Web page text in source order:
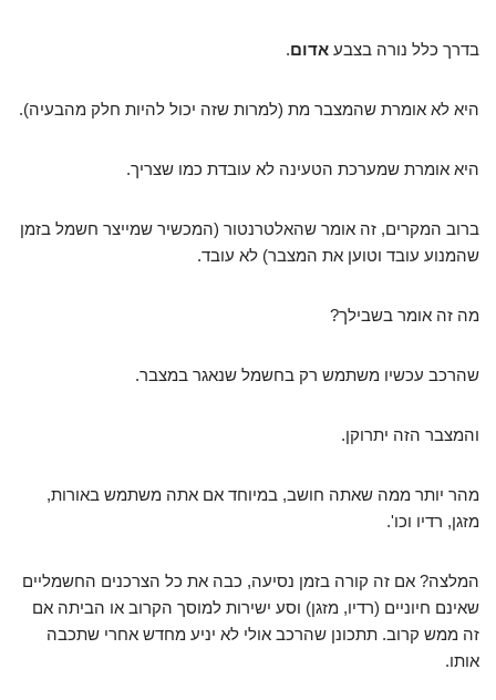
בדרך כלל נורה בצבע אדום.
היא לא אומרת שהמצבר מת (למרות שזה יכול להיות חלק מהבעיה).
היא אומרת שמערכת הטעינה לא עובדת כמו שצריך.
ברוב המקרים, זה אומר שהאלטרנטור (המכשיר שמייצר חשמל בזמן
שהמנוע עובד וטוען את המצבר) לא עובד.
מה זה אומר בשבילך?
שהרכב עכשיו משתמש רק בחשמל שנאגר במצבר.
והמצבר הזה יתרוקן.
מהר יותר ממה שאתה חושב, במיוחד אם אתה משתמש באורות,
מזגן, רדיו וכו'.
המלצה? אם זה קורה בזמן נסיעה, כבה את כל הצרכנים החשמליים
שאינם חיוניים (רדיו, מזגן) וסע ישירות למוסך הקרוב או הביתה אם
זה ממש קרוב. תתכונן שהרכב אולי לא יניע מחדש אחרי שתכבה
אותו.